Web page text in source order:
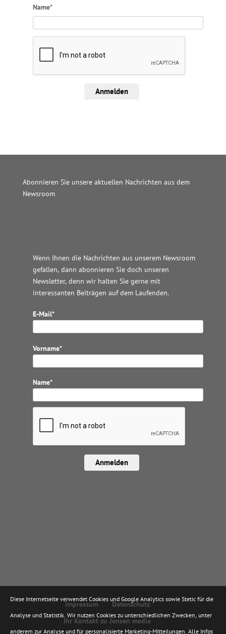
Name*
Anmelden
Abonnieren Sie unsere aktuellen Nachrichten aus dem
Newsroom
Wenn Ihnen die Nachrichten aus unserem Newsroom
gefallen, dann abonnieren Sie doch unseren
Newsletter, denn wir halten Sie gerne mit
interessanten Beiträgen auf dem Laufenden.
E-Mail*
Vorname*
Name*
Anmelden
Impressum
Datenschutz
Ihr Kontakt zu Jensen media
Diese Internetseite verwendet Cookies und Google Analytics sowie Stetic für die
Analyse und Statistik. Wir nutzen Cookies zu unterschiedlichen Zwecken, unter
anderem zur Analyse und für personalisierte Marketing-Mitteilungen. Alle Infos